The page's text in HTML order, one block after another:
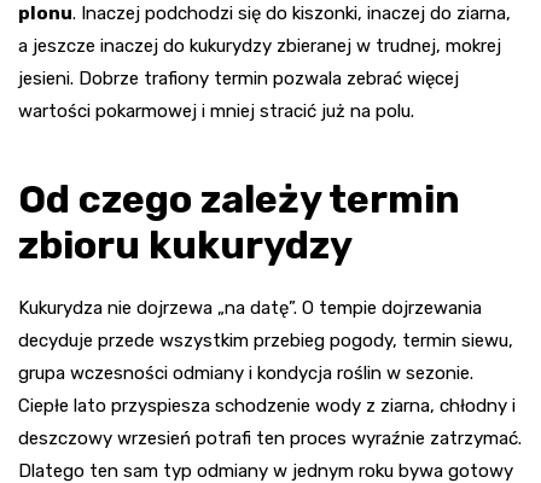
plonu. Inaczej podchodzi się do kiszonki, inaczej do ziarna,
a jeszcze inaczej do kukurydzy zbieranej w trudnej, mokrej
jesieni. Dobrze trafiony termin pozwala zebrać więcej
wartości pokarmowej i mniej stracić już na polu.
Od czego zależy termin
zbioru kukurydzy
Kukurydza nie dojrzewa „na datę”. O tempie dojrzewania
decyduje przede wszystkim przebieg pogody, termin siewu,
grupa wczesności odmiany i kondycja roślin w sezonie.
Ciepłe lato przyspiesza schodzenie wody z ziarna, chłodny i
deszczowy wrzesień potrafi ten proces wyraźnie zatrzymać.
Dlatego ten sam typ odmiany w jednym roku bywa gotowy